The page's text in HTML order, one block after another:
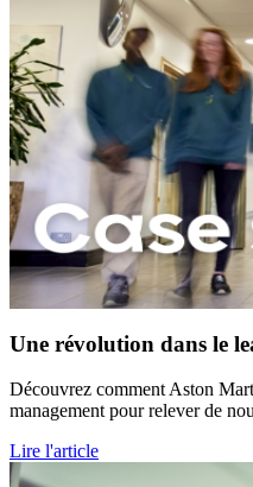
Une révolution dans le
Découvrez comment Aston
management pour relever de
Lire l'article